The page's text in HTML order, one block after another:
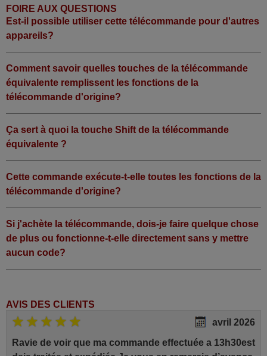
FOIRE AUX QUESTIONS
Est-il possible utiliser cette télécommande pour d'autres
appareils?
Comment savoir quelles touches de la télécommande
équivalente remplissent les fonctions de la
télécommande d'origine?
Ça sert à quoi la touche Shift de la télécommande
équivalente ?
Cette commande exécute-t-elle toutes les fonctions de la
télécommande d'origine?
Si j'achète la télécommande, dois-je faire quelque chose
de plus ou fonctionne-t-elle directement sans y mettre
aucun code?
AVIS DES CLIENTS
avril 2026
Ravie de voir que ma commande effectuée a 13h30est